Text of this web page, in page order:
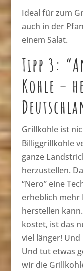
Ideal für zum
auch in der
einem Salat.
Tipp 3:
Kohle –
Grillkohle ist
Billiggrillkohle
ganze
herzustellen.
“Nero” eine
erheblich
herstellen
kostet, ist das
viel länger!
Und tut etwas
wir die